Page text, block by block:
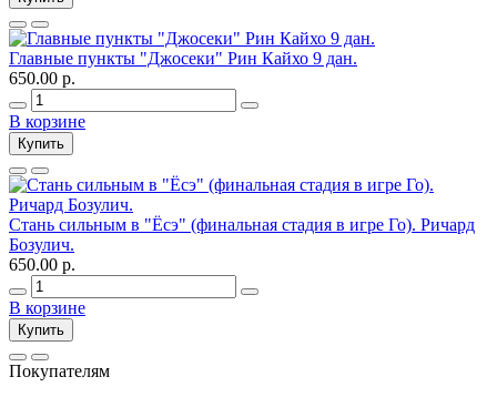
Главные пункты "Джосеки" Рин Кайхо 9 дан.
650.00 р.
В корзине
Купить
Стань сильным в "Ёсэ" (финальная стадия в игре Го). Ричард
Бозулич.
650.00 р.
В корзине
Купить
Покупателям